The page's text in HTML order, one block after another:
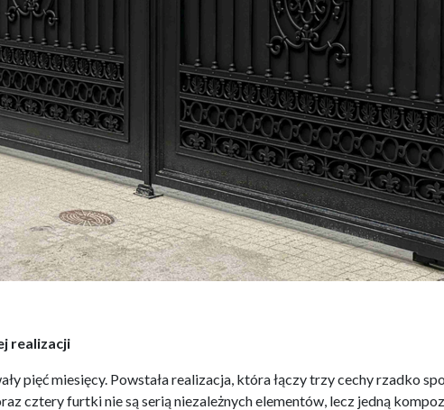
realizacji
pięć miesięcy. Powstała realizacja, która łączy trzy cechy rzadko
cztery furtki nie są serią niezależnych elementów, lecz jedną